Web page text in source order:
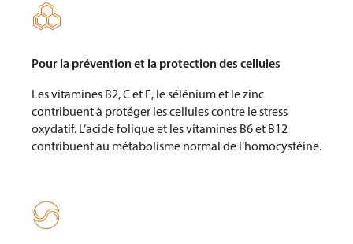

Pour la prévention et la protection des cellules
Les vitamines B2, C et E, le sélénium et le zinc
contribuent à protéger les cellules contre le stress
oxydatif. L’acide folique et les vitamines B6 et B12
contribuent au métabolisme normal de l’homocystéine.
